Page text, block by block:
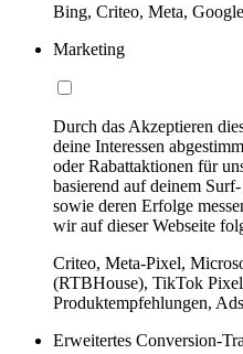
Bing, Criteo, Meta,
Marketing
Durch das Akzeptieren
deine Interessen
oder Rabattaktionen für
basierend auf deinem
sowie deren Erfolge
wir auf dieser Webseite
Criteo, Meta-Pixel,
(RTBHouse), TikTok
Produktempfehlungen,
Erweitertes Conversion-